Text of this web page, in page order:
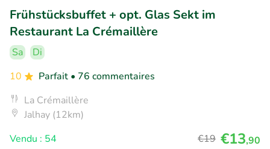
Frühstücksbuffet + opt. Glas Sekt im
Restaurant La Crémaillère
Sa
Di
10
Parfait • 76 commentaires
La Crémaillère
Jalhay (12km)
Vendu : 54
€19 €13,90